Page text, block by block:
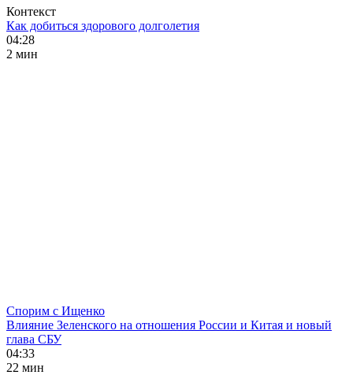
Контекст
Как добиться здорового долголетия
04:28
2 мин
Спорим с Ищенко
Влияние Зеленского на отношения России и Китая и новый
глава СБУ
04:33
22 мин